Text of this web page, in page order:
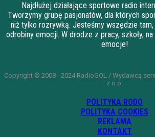
Najdłużej działające sportowe radio
Tworzymy grupę pasjonatów, dla których
niż tylko rozrywką. Jesteśmy wszędzie
odrobiny emocji. W drodze z pracy, szkoły,
emocje!
Copyright © 2008 - 2024 RadioGOL / Wydawcą
z o.o.
POLITYKA RODO
POLITYKA COOKIES
REKLAMA
KONTAKT